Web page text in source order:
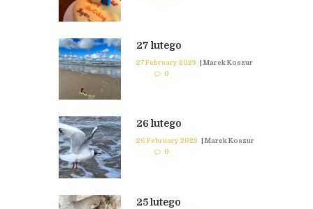
27 lutego
27 February 2023 | Marek Koszur
0
26 lutego
26 February 2023
Marek Koszur
0
25 lutego